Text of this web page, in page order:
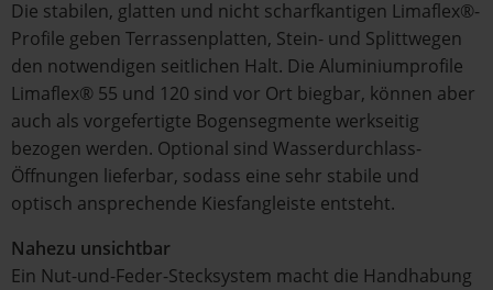
Die stabilen, glatten und nicht scharfkantigen Limaflex®-
Profile geben Terrassenplatten, Stein- und Splittwegen
den notwendigen seitlichen Halt. Die Aluminiumprofile
Limaflex® 55 und 120 sind vor Ort biegbar, können aber
auch als vorgefertigte Bogensegmente werkseitig
bezogen werden. Optional sind Wasserdurchlass-
Öffnungen lieferbar, sodass eine sehr stabile und
optisch ansprechende Kiesfangleiste entsteht.
Nahezu unsichtbar
Ein Nut-und-Feder-Stecksystem macht die Handhabung